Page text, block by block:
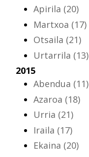
Apirila (20)
Martxoa (17)
Otsaila (21)
Urtarrila (13)
2015
Abendua (11)
Azaroa (18)
Urria (21)
Iraila (17)
Ekaina (20)